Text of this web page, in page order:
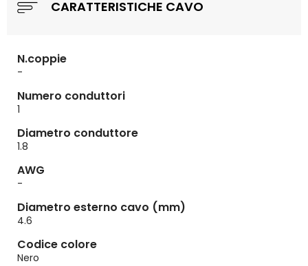
CARATTERISTICHE CAVO
N.coppie
-
Numero conduttori
1
Diametro conduttore
1.8
AWG
-
Diametro esterno cavo (mm)
4.6
Codice colore
Nero